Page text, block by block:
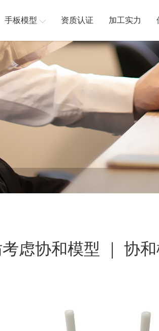
手板模型 资质认证 加工实力
虑协和模型 ｜ 协